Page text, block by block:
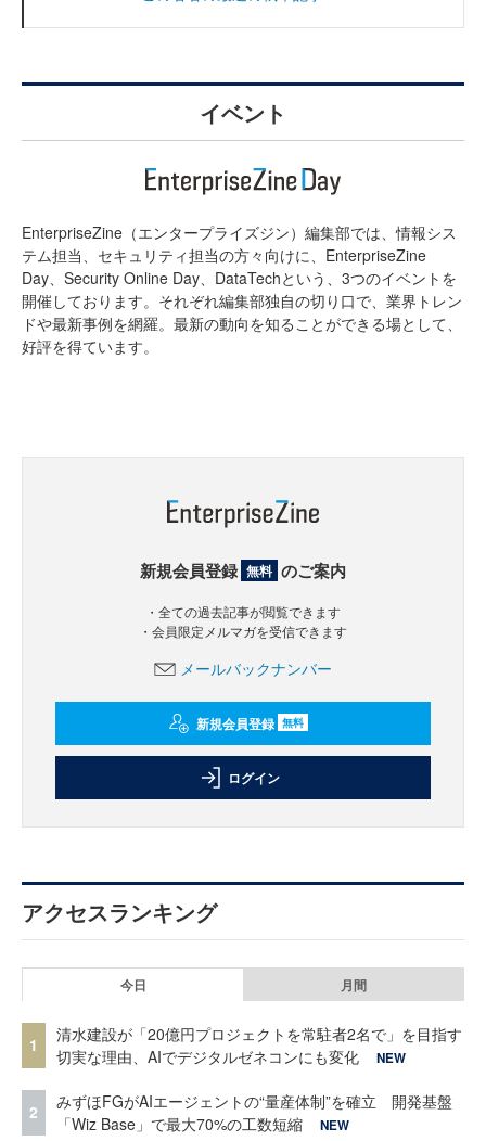
イベント
EnterpriseZine（エンタープライズジン）編集部では、情報シス
テム担当、セキュリティ担当の方々向けに、EnterpriseZine
Day、Security Online Day、DataTechという、3つのイベントを
開催しております。それぞれ編集部独自の切り口で、業界トレン
ドや最新事例を網羅。最新の動向を知ることができる場として、
好評を得ています。
新規会員登録 無料 のご案内
・全ての過去記事が閲覧できます
・会員限定メルマガを受信できます
メールバックナンバー
新規会員登録 無料
ログイン
アクセスランキング
今日 月間
1
清水建設が「20億円プロジェクトを常駐者2名で」を目指す
切実な理由、AIでデジタルゼネコンにも変化
NEW
2
みずほFGがAIエージェントの“量産体制”を確立 開発基盤
「Wiz Base」で最大70%の工数短縮
NEW